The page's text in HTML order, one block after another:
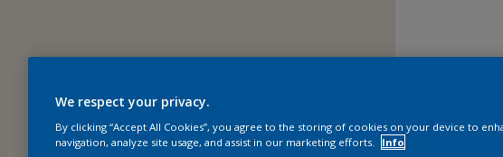
We respect your privacy.
By clicking “Accept All Cookies”, you agree to the storing of cookies on your device to
navigation, analyze site usage, and assist in our marketing efforts.
Info